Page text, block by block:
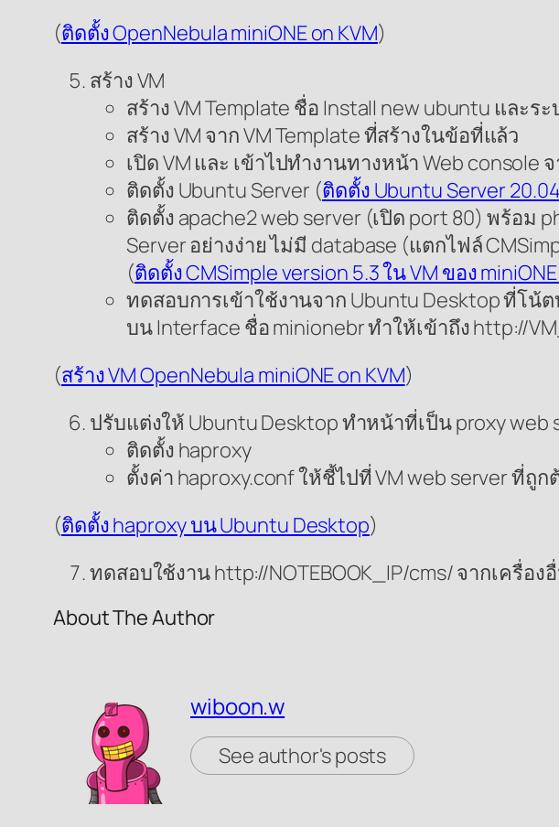
(ติดตั้ง OpenNebula miniONE on KVM)
สร้าง VM
สร้าง VM Template ชื่อ Install new ubuntu และ
สร้าง VM จาก VM Template ที่สร้างในข้อที่แล้ว
เปิด VM และ เข้าไปทำงานทางหน้า Web console
ติดตั้ง Ubuntu Server (ติดตั้ง Ubuntu Server
ติดตั้ง apache2 web server (เปิด port 80) พร้อม
Server อย่างง่าย ไม่มี database (แตกไฟล์
(ติดตั้ง CMSimple version 5.3 ใน VM ของ miniONE
ทดสอบการเข้าใช้งานจาก Ubuntu Desktop ที่โน้
บน Interface ชื่อ minionebr ทำให้เข้าถึง http://
(สร้าง VM OpenNebula miniONE on KVM)
ปรับแต่งให้ Ubuntu Desktop ทำหน้าที่เป็น proxy web
ติดตั้ง haproxy
ตั้งค่า haproxy.conf ให้ชี้ไปที่ VM web server ที่ถูก
(ติดตั้ง haproxy บน Ubuntu Desktop)
ทดสอบใช้งาน http://NOTEBOOK_IP/cms/ จากเครื่อง
About The Author
wiboon.w
See author's posts